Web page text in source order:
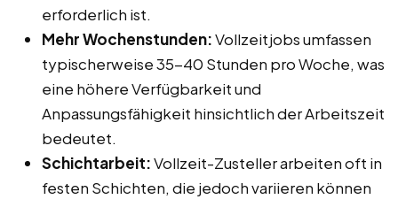
erforderlich ist.
Mehr Wochenstunden:Vollzeitjobs umfassen
typischerweise 35-40 Stunden pro Woche, was
eine höhere Verfügbarkeit und
Anpassungsfähigkeit hinsichtlich der Arbeitszeit
bedeutet.
Schichtarbeit:Vollzeit-Zusteller arbeiten oft in
festen Schichten, die jedoch variieren können